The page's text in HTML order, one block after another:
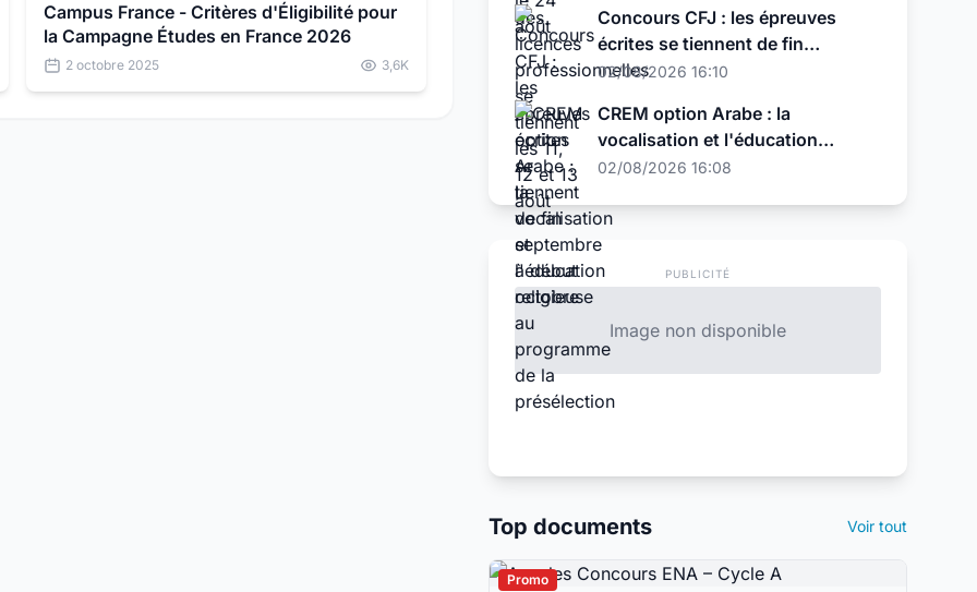
Campus France - Critères d'Éligibilité pour
la Campagne Études en France 2026
2 octobre 2025 3,6K
Concours CFJ : les épreuves
écrites se tiennent de fin
septembre à début octobre
02/08/2026 16:10
CREM option Arabe : la
vocalisation et l'éducation
religieuse au programme de la
02/08/2026 16:08
PUBLICITÉ
Image non disponible
Top documents Voir tout
Promo